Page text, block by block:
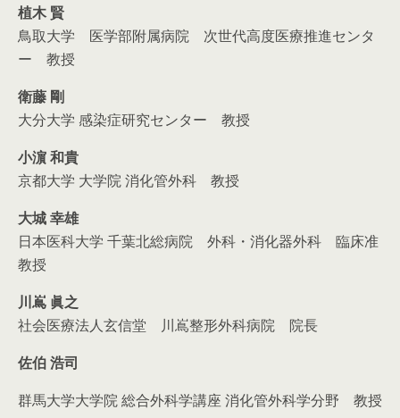
植木 賢
鳥取大学 医学部附属病院 次世代高度医療推進センタ
ー 教授
衛藤 剛
大分大学 感染症研究センター 教授
小濵 和貴
京都大学 大学院 消化管外科 教授
大城 幸雄
日本医科大学 千葉北総病院 外科・消化器外科 臨床准
教授
川嶌 眞之
社会医療法人玄信堂 川嶌整形外科病院 院長
佐伯 浩司
群馬大学大学院 総合外科学講座 消化管外科学分野 教授